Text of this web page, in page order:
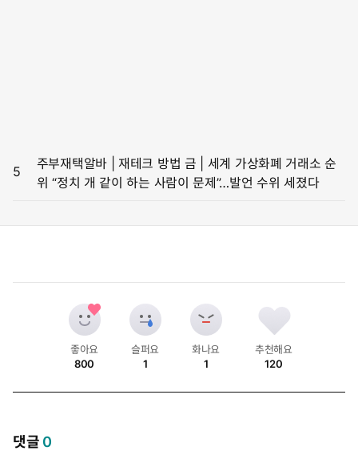
5
주부재택알바 | 재테크 방법 금 | 세계 가상화폐 거래소 순
위 “정치 개 같이 하는 사람이 문제”…발언 수위 세졌다
좋아요
800
슬퍼요
1
화나요
1
추천해요
120
댓글 0